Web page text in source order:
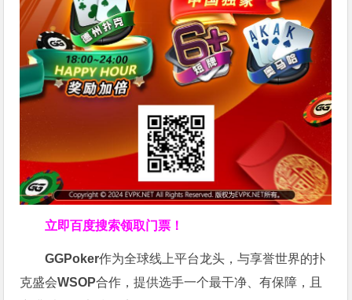
立即百度搜索领取门票！
GGPoker作为全球线上平台龙头，与享誉世界的扑
克盛会WSOP合作，提供选手一个最干净、有保障，且